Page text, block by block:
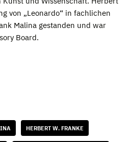
von „Leonardo“ in fachlichen
Malina gestanden und war
Board.
HERBERT W. FRANKE